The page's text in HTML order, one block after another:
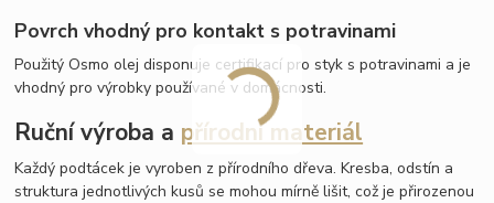
Povrch vhodný pro kontakt s potravinami
Použitý Osmo olej disponuje certifikací pro styk s potravinami a je
vhodný pro výrobky používané v domácnosti.
Ruční výroba a přírodní materiál
Každý podtácek je vyroben z přírodního dřeva. Kresba, odstín a
struktura jednotlivých kusů se mohou mírně lišit, což je přirozenou